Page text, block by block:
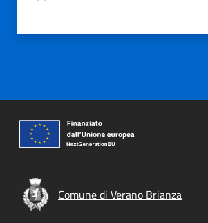
Comune di Verano Brianza